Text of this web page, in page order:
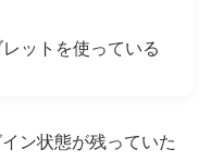
ットを使っている
ン状態が残っていた